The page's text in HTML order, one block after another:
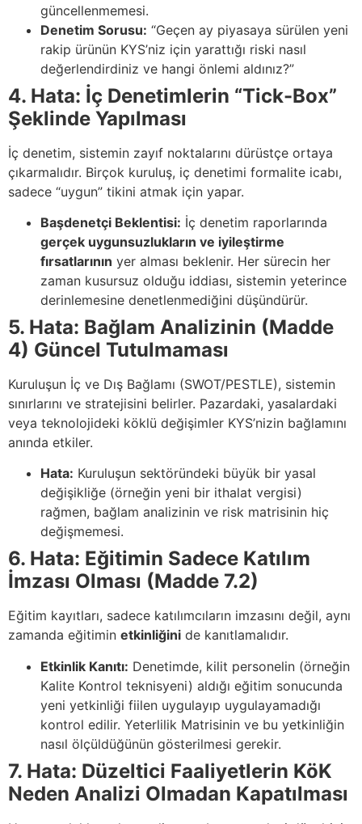
güncellenmemesi.
Denetim Sorusu: “Geçen ay piyasaya sürülen yeni
rakip ürünün KYS’niz için yarattığı riski nasıl
değerlendirdiniz ve hangi önlemi aldınız?”
4. Hata: İç Denetimlerin “Tick-Box”
Şeklinde Yapılması
İç denetim, sistemin zayıf noktalarını dürüstçe ortaya
çıkarmalıdır. Birçok kuruluş, iç denetimi formalite icabı,
sadece “uygun” tikini atmak için yapar.
Başdenetçi Beklentisi: İç denetim raporlarında
gerçek uygunsuzlukların ve iyileştirme
fırsatlarının yer alması beklenir. Her sürecin her
zaman kusursuz olduğu iddiası, sistemin yeterince
derinlemesine denetlenmediğini düşündürür.
5. Hata: Bağlam Analizinin (Madde
4) Güncel Tutulmaması
Kuruluşun İç ve Dış Bağlamı (SWOT/PESTLE), sistemin
sınırlarını ve stratejisini belirler. Pazardaki, yasalardaki
veya teknolojideki köklü değişimler KYS’nizin bağlamını
anında etkiler.
Hata: Kuruluşun sektöründeki büyük bir yasal
değişikliğe (örneğin yeni bir ithalat vergisi)
rağmen, bağlam analizinin ve risk matrisinin hiç
değişmemesi.
6. Hata: Eğitimin Sadece Katılım
İmzası Olması (Madde 7.2)
Eğitim kayıtları, sadece katılımcıların imzasını değil, aynı
zamanda eğitimin etkinliğini de kanıtlamalıdır.
Etkinlik Kanıtı: Denetimde, kilit personelin (örneğin
Kalite Kontrol teknisyeni) aldığı eğitim sonucunda
yeni yetkinliği fiilen uygulayıp uygulayamadığı
kontrol edilir. Yeterlilik Matrisinin ve bu yetkinliğin
nasıl ölçüldüğünün gösterilmesi gerekir.
7. Hata: Düzeltici Faaliyetlerin KöK
Neden Analizi Olmadan Kapatılması